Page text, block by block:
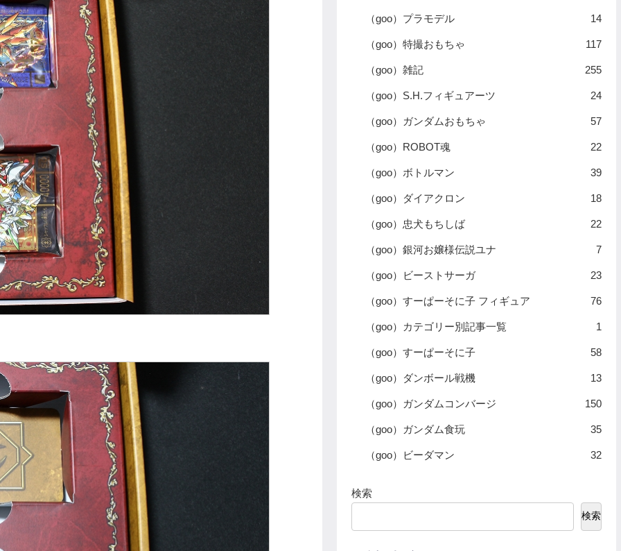
（goo）プラモデル 14
（goo）特撮おもちゃ 117
（goo）雑記 255
（goo）S.H.フィギュアーツ 24
（goo）ガンダムおもちゃ 57
（goo）ROBOT魂 22
（goo）ボトルマン 39
（goo）ダイアクロン 18
（goo）忠犬もちしば 22
（goo）銀河お嬢様伝説ユナ 7
（goo）ビーストサーガ 23
（goo）すーぱーそに子 フィギュア 76
（goo）カテゴリー別記事一覧 1
（goo）すーぱーそに子 58
（goo）ダンボール戦機 13
（goo）ガンダムコンバージ 150
（goo）ガンダム食玩 35
（goo）ビーダマン 32
検索
検索